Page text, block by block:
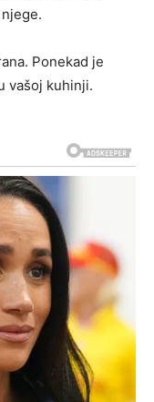
Ponekad je
vašoj kuhinji.